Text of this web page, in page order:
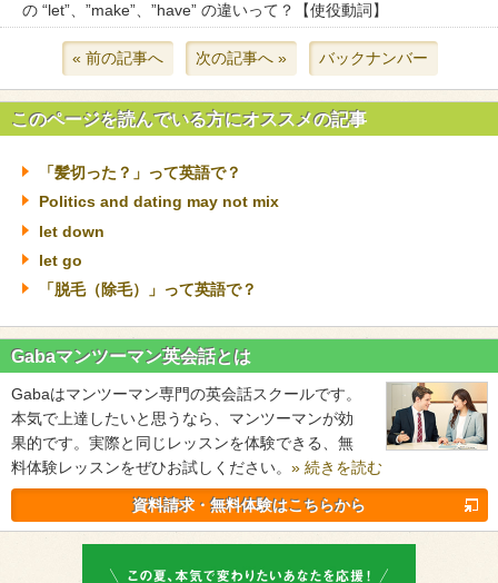
の “let”、”make”、”have” の違いって？【使役動詞】
« 前の記事へ 次の記事へ » バックナンバー
このページを読んでいる方にオススメの記事
「髪切った？」って英語で？
Politics and dating may not mix
let down
let go
「脱毛（除毛）」って英語で？
Gabaマンツーマン英会話とは
Gabaはマンツーマン専門の英会話スクールです。
本気で上達したいと思うなら、マンツーマンが効
果的です。実際と同じレッスンを体験できる、無
料体験レッスンをぜひお試しください。 » 続きを読む
資料請求・無料体験はこちらから